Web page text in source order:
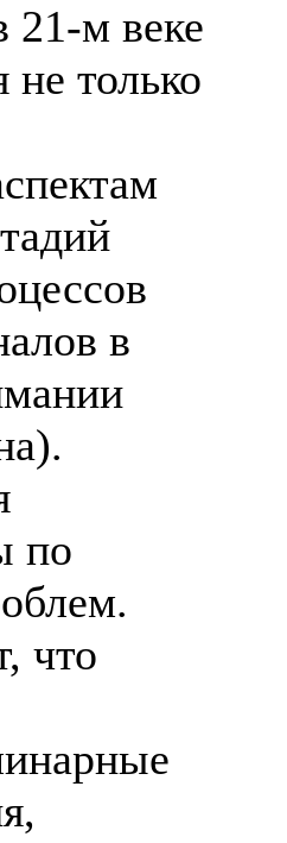
21-м веке
не только
в
по
что